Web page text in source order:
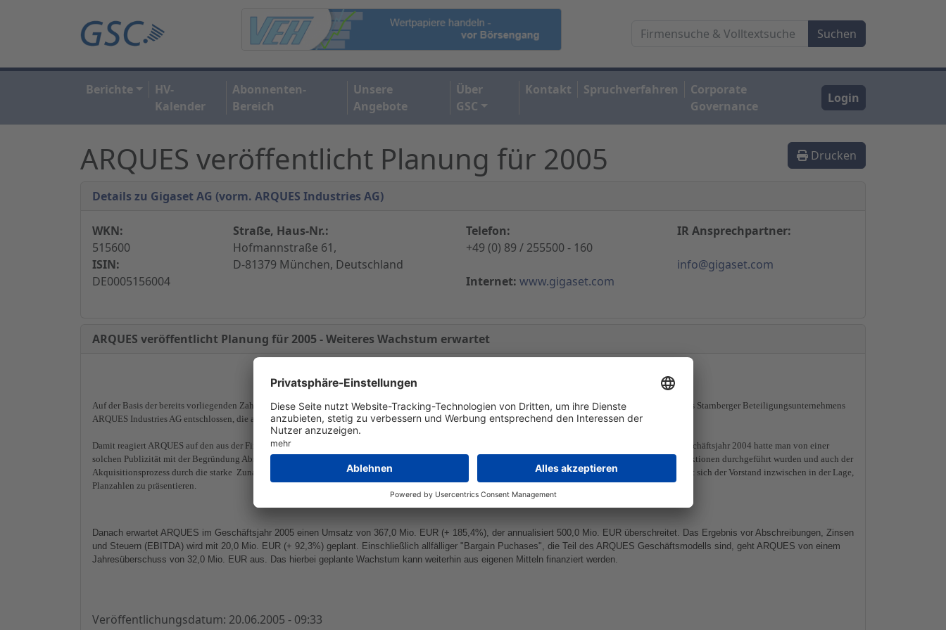
Berichte
HV-
Kalender
Abonnenten-
Bereich
Unsere
Angebote
Über
GSC
Kontakt Spruchverfahren
Corporate
Governance
Login
Drucken
ARQUES veröffentlicht Planung für 2005
Details zu Gigaset AG (vorm. ARQUES Industries AG)
WKN:
515600
ISIN:
DE0005156004
Straße, Haus-Nr.:
Hofmannstraße 61,
D-81379 München, Deutschland
Telefon:
+49 (0) 89 / 255500 - 160
Internet: www.gigaset.com
IR Ansprechpartner:
info@gigaset.com
ARQUES veröffentlicht Planung für 2005 - Weiteres Wachstum erwartet
Auf der Basis der bereits vorliegenden Zahlen für das laufende Geschäftsjahr 2005 und desForecastsfür den Rest des Geschäftsjahres hat sich der Vorstand des Starnberger Beteiligungsunternehmens
ARQUES Industries AG entschlossen, die aktuelle Planung des ARQUES Konzerns für das Geschäftsjahr 2005 zu veröffentlichen.
Damit reagiert ARQUES auf den aus der Finanzwelt mehrfach vorgetragenen Wunsch nach besserer Quantifizierbarkeit des ARQUES Geschäftsmodells. Im Geschäftsjahr 2004 hatte man von einer
solchen Publizität mit der Begründung Abstand genommen, dass künftige Akquisitionen nicht prognosefähig seien. Nachdem mittlerweile mehr als elf Transaktionen durchgeführt wurden und auch der
Akquisitionsprozess durch die starke Zunahme der Unternehmenskäufe und die damit verbundenen Nivellierungseffekte modellhaft erfasst werden kann, sieht sich der Vorstand inzwischen in der Lage,
Planzahlen zu präsentieren.
Danach erwartet ARQUES im Geschäftsjahr 2005 einen Umsatz von 367,0 Mio. EUR (+ 185,4%), der annualisiert 500,0 Mio. EUR überschreitet. Das Ergebnis vor Abschreibungen, Zinsen
und Steuern (EBITDA) wird mit 20,0 Mio. EUR (+ 92,3%) geplant. Einschließlich allfälliger " Bargain Puchases", die Teil des ARQUES Geschäftsmodells sind, geht ARQUES von einem
Jahresüberschuss von 32,0 Mio. EUR aus. Das hierbei geplante Wachstum kann weiterhin aus eigenen Mitteln finanziert werden.
Veröffentlichungsdatum: 20.06.2005 - 09:33